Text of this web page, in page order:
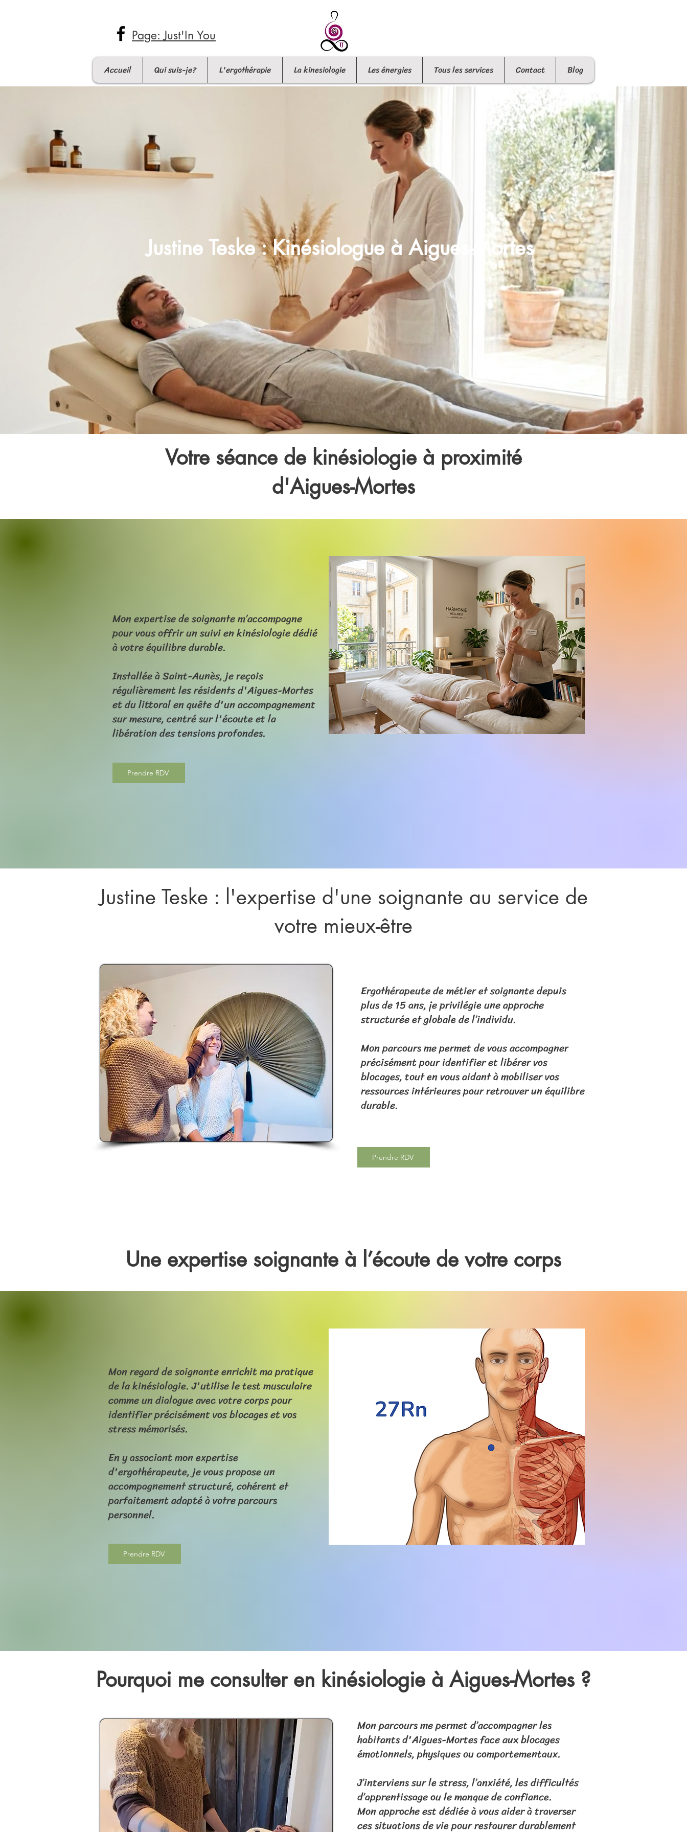
Page: Just'In You
Accueil Qui suis-je? L'ergothérapie La kinesiologie Les énergies Tous les services Contact Blog
Justine Teske : Kinésiologue à Aigues-Mortes
Votre séance de kinésiologie à proximité
d'Aigues-Mortes
Mon expertise de soignante m’accompagne
pour vous offrir un suivi en kinésiologie dédié
à votre équilibre durable.
Installée à Saint-Aunès, je reçois
régulièrement les résidents d'Aigues-Mortes
et du littoral en quête d'un accompagnement
sur mesure, centré sur l'écoute et la
libération des tensions profondes.
Prendre RDV
Justine Teske : l'expertise d'une soignante au service de
votre mieux-être
Ergothérapeute de métier et soignante depuis
plus de 15 ans, je privilégie une approche
structurée et globale de l’individu.
Mon parcours me permet de vous accompagner
précisément pour identifier et libérer vos
blocages, tout en vous aidant à mobiliser vos
ressources intérieures pour retrouver un équilibre
durable.
Prendre RDV
Une expertise soignante à l’écoute de votre corps
Mon regard de soignante enrichit ma pratique
de la kinésiologie. J'utilise le test musculaire
comme un dialogue avec votre corps pour
identifier précisément vos blocages et vos
stress mémorisés.
En y associant mon expertise
d'ergothérapeute, je vous propose un
accompagnement structuré, cohérent et
parfaitement adapté à votre parcours
personnel.
Prendre RDV
Pourquoi me consulter en kinésiologie à Aigues-Mortes ?
Mon parcours me permet d’accompagner les
habitants d'Aigues-Mortes face aux blocages
émotionnels, physiques ou comportementaux.
J’interviens sur le stress, l’anxiété, les difficultés
d’apprentissage ou le manque de confiance.
Mon approche est dédiée à vous aider à traverser
ces situations de vie pour restaurer durablement